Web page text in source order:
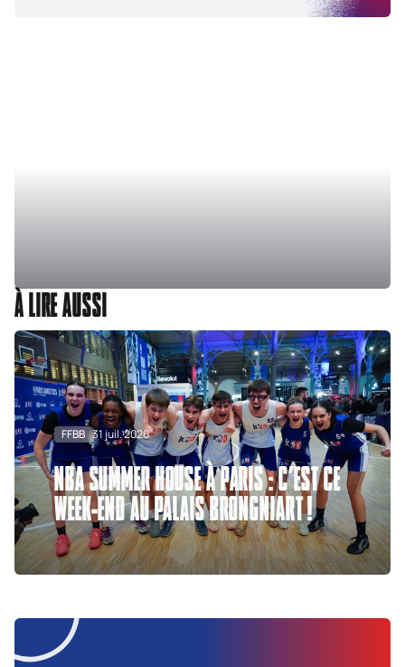
À LIRE AUSSI
FFBB 31 juil. 2026
NBA SUMMER HOUSE À PARIS : C’EST CE
WEEK-END AU PALAIS BRONGNIART !